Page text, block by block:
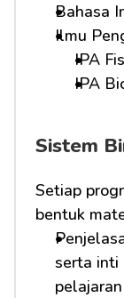
Bahasa
Ilmu
IPA
IPA
Sistem
Setiap
bentuk
serta inti